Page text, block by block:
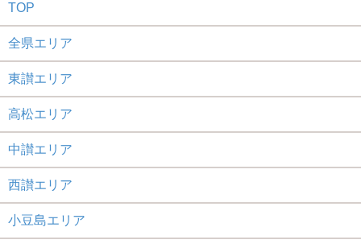
TOP
全県エリア
東讃エリア
高松エリア
中讃エリア
西讃エリア
小豆島エリア